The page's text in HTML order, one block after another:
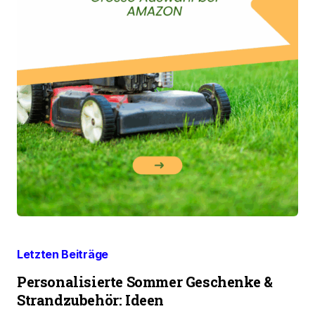
Letzten Beiträge
Personalisierte Sommer Geschenke &
Strandzubehör: Ideen